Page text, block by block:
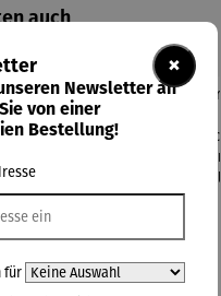
auch
×
Newsletter an
von einer
Bestellung!
für